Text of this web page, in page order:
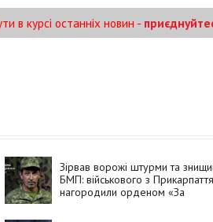
в курсі останніх новин -
Зірвав ворожі штурми та
БМП: військового з Прикарпаття
нагородили орденом «За